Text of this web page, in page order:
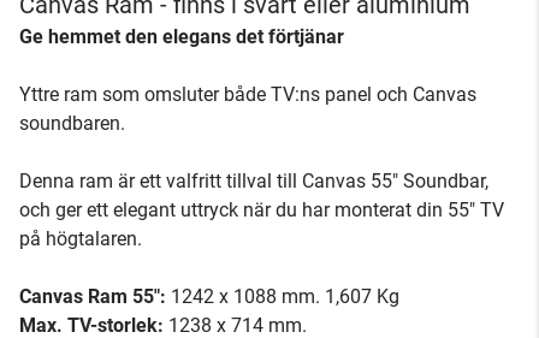
Ge hemmet den elegans det förtjänar
Yttre ram som omsluter både TV:ns panel och Canvas
soundbaren.
Denna ram är ett valfritt tillval till Canvas 55" Soundbar,
och ger ett elegant uttryck när du har monterat din 55" TV
på högtalaren.
Canvas Ram 55": 1242 x 1088 mm. 1,607 Kg
Max. TV-storlek: 1238 x 714 mm.